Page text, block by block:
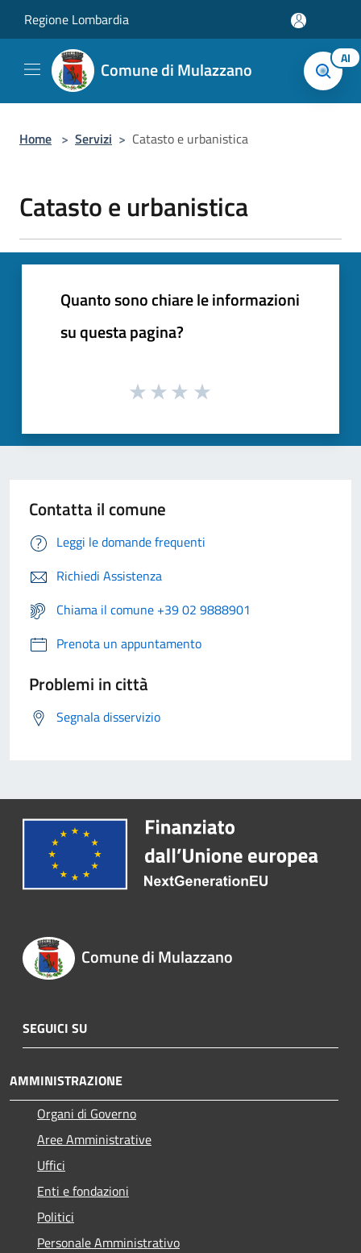
Regione Lombardia
Comune di Mulazzano AI
Home > Servizi > Catasto e urbanistica
Catasto e urbanistica
Quanto sono chiare le informazioni
su questa pagina?
Contatta il comune
Leggi le domande frequenti
Richiedi Assistenza
Chiama il comune +39 02 9888901
Prenota un appuntamento
Problemi in città
Segnala disservizio
Comune di Mulazzano
SEGUICI SU
AMMINISTRAZIONE
Organi di Governo
Aree Amministrative
Uffici
Enti e fondazioni
Politici
Personale Amministrativo